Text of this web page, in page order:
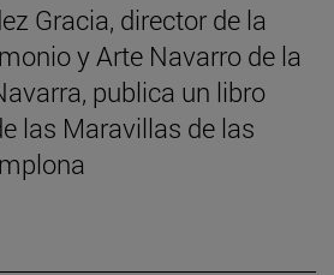
Gracia, director de la
y Arte Navarro de la
publica un libro
las Maravillas de las